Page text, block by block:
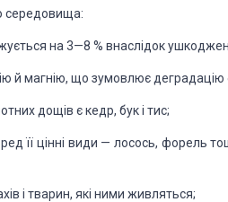
середовища:
на 3—8 % внаслідок
й магнію, що зумовлює деградацію
дощів є кедр, бук і тис;
її цінні види — лосось, форель
і тварин, які ними живляться;